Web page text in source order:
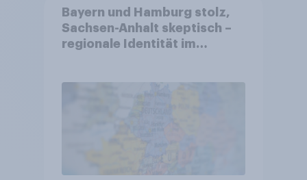
Bayern und Hamburg stolz,
Sachsen-Anhalt skeptisch –
regionale Identität im